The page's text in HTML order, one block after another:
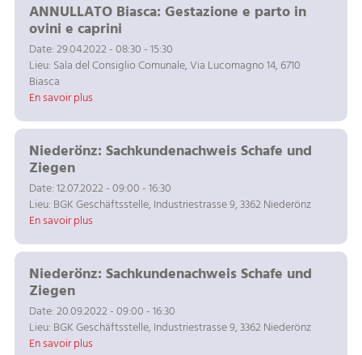
ANNULLATO Biasca: Gestazione e parto in
ovini e caprini
Date: 29.04.2022 - 08:30 - 15:30
Lieu: Sala del Consiglio Comunale, Via Lucomagno 14, 6710
Biasca
En savoir plus
Niederönz: Sachkundenachweis Schafe und
Ziegen
Date: 12.07.2022 - 09:00 - 16:30
Lieu: BGK Geschäftsstelle, Industriestrasse 9, 3362 Niederönz
En savoir plus
Niederönz: Sachkundenachweis Schafe und
Ziegen
Date: 20.09.2022 - 09:00 - 16:30
Lieu: BGK Geschäftsstelle, Industriestrasse 9, 3362 Niederönz
En savoir plus